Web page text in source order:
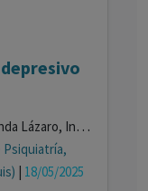
Luís Iglesias Pacoret, Silvia Parra, Yolanda Lázaro, Inês Catarina Angélico, Berta Amorós
| 18/05/2025